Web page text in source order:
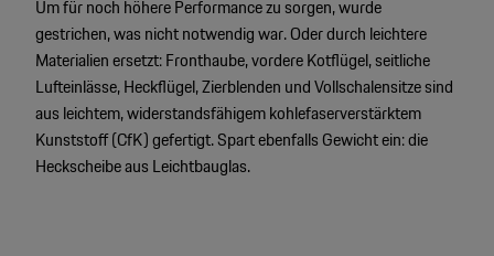
Um für noch höhere Performance zu sorgen, wurde
gestrichen, was nicht notwendig war. Oder durch leichtere
Materialien ersetzt: Fronthaube, vordere Kotflügel, seitliche
Lufteinlässe, Heckflügel, Zierblenden und Vollschalensitze sind
aus leichtem, widerstandsfähigem kohlefaserverstärktem
Kunststoff (CfK) gefertigt. Spart ebenfalls Gewicht ein: die
Heckscheibe aus Leichtbauglas.